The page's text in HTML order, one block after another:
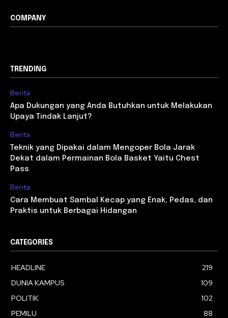
COMPANY
TRENDING
Berita
Apa Dukungan yang Anda Butuhkan untuk Melakukan
Upaya Tindak Lanjut?
Berita
Teknik yang Dipakai dalam Mengoper Bola Jarak
Dekat dalam Permainan Bola Basket Yaitu Chest
Pass
Berita
Cara Membuat Sambal Kecap yang Enak, Pedas, dan
Praktis untuk Berbagai Hidangan
CATEGORIES
HEADLINE
219
DUNIA KAMPUS
109
POLITIK
102
PEMILU
88